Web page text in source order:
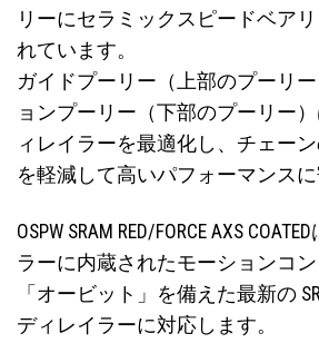
リーにセラミックスピードベア
れています。
ガイドプーリー（上部のプーリ
ョンプーリー（下部のプーリー
ィレイラーを最適化し、チェー
を軽減して高いパフォーマンスに
OSPW SRAM RED/FORCE AXS
ラーに内蔵されたモーションコ
「オービット」を備えた最新の
ディレイラーに対応します。